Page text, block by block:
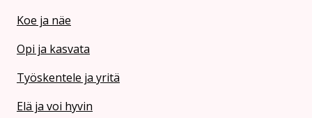
Koe ja näe
Opi ja kasvata
Työskentele ja yritä
Elä ja voi hyvin